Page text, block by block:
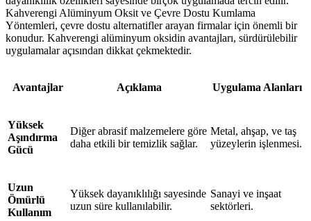
Kahverengi Alüminyum Oksit ve Çevre Dostu Kumlama
Yöntemleri, çevre dostu alternatifler arayan firmalar için önemli bir
konudur. Kahverengi alüminyum oksidin avantajları, sürdürülebilir
uygulamalar açısından dikkat çekmektedir.
Avantajlar Açıklama Uygulama Alanları
Yüksek
Aşındırma
Gücü
Diğer abrasif malzemelere göre
daha etkili bir temizlik sağlar.
Metal, ahşap, ve taş
yüzeylerin işlenmesi.
Uzun
Ömürlü
Kullanım
Yüksek dayanıklılığı sayesinde
uzun süre kullanılabilir.
Sanayi ve inşaat
sektörleri.